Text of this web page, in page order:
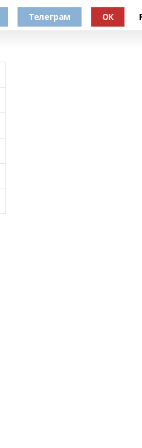
Телеграм ОК